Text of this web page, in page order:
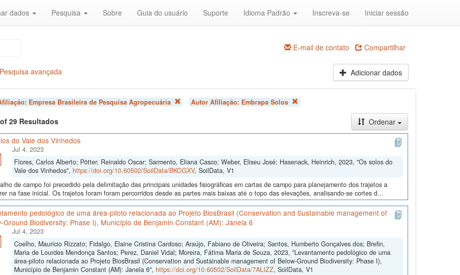
dados Pesquisa Sobre Guia do usuário Suporte Idioma Padrão Inscreva-se Iniciar sessão
E-mail de contato Compartilhar
Pesquisa avançada Adicionar dados
Empresa Brasileira de Pesquisa Agropecuária Autor Afiliação: Embrapa Solos
29 Resultados
Ordenar
do Vale dos Vinhedos
Jul 4, 2023
Flores, Carlos Alberto; Pötter, Reinaldo Oscar; Sarmento, Eliana Casco; Weber, Eliseu José; Hasenack, Heinrich, 2023, "Os solos do
Vale dos Vinhedos", https://doi.org/10.60502/SoilData/BKOGXV, SoilData, V1
de campo foi precedido pela delimitação das principais unidades fisiográficas em cartas de campo para planejamento dos trajetos a
na fase inicial. Os trajetos foram foram percorridos desde as partes mais baixas até o topo das elevações, analisando-se cortes d...
pedológico de uma área-piloto relacionada ao Projeto BiosBrasil (Conservation and Sustainable management of
Ground Biodiversity: Phase I), Município de Benjamin Constant (AM): Janela 6
Jul 4, 2023
Coelho, Mauricio Rizzato; Fidalgo, Elaine Cristina Cardoso; Araújo, Fabiano de Oliveira; Santos, Humberto Gonçalves dos; Brefin,
Maria de Lourdes Mendonça Santos; Perez, Daniel Vidal; Moreira, Fátima Maria de Souza, 2023, "Levantamento pedológico de uma
área-piloto relacionada ao Projeto BiosBrasil (Conservation and Sustainable management of Below-Ground Biodiversity: Phase I),
Município de Benjamin Constant (AM): Janela 6", https://doi.org/10.60502/SoilData/7ALIZZ, SoilData, V1